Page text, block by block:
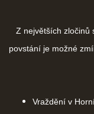
Z největších zločinů
povstání je možné
Vraždění v